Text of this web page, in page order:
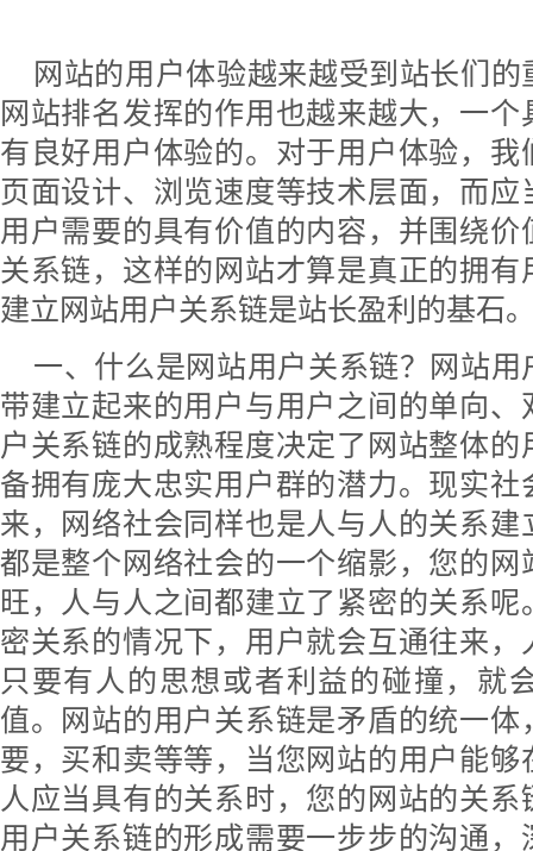
网站的用户体验越来越受到站长们
网站排名发挥的作用也越来越大，一
有良好用户体验的。对于用户体验，
页面设计、浏览速度等技术层面，而
用户需要的具有价值的内容，并围绕
关系链，这样的网站才算是真正的拥
建立网站用户关系链是站长盈利的基石
一、什么是网站用户关系链？网站
带建立起来的用户与用户之间的单向
户关系链的成熟程度决定了网站整体
备拥有庞大忠实用户群的潜力。现实
来，网络社会同样也是人与人的关系
都是整个网络社会的一个缩影，您的
旺，人与人之间都建立了紧密的关系
密关系的情况下，用户就会互通往来
只要有人的思想或者利益的碰撞，就
值。网站的用户关系链是矛盾的统一
要，买和卖等等，当您网站的用户能
人应当具有的关系时，您的网站的关
用户关系链的形成需要一步步的沟通